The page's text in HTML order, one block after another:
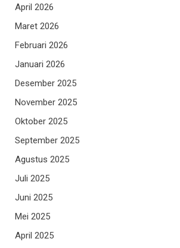
April 2026
Maret 2026
Februari 2026
Januari 2026
Desember 2025
November 2025
Oktober 2025
September 2025
Agustus 2025
Juli 2025
Juni 2025
Mei 2025
April 2025